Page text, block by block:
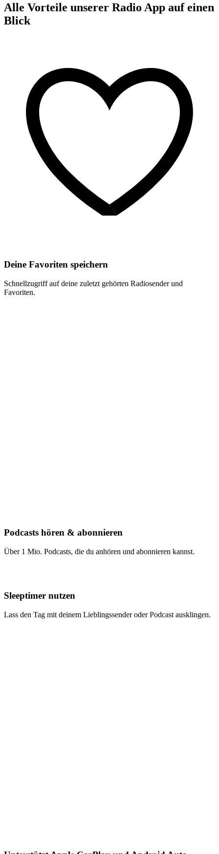
Alle Vorteile unserer Radio App auf einen
Blick
Deine Favoriten speichern
Schnellzugriff auf deine zuletzt gehörten Radiosender und
Favoriten.
Podcasts hören & abonnieren
Über 1 Mio. Podcasts, die du anhören und abonnieren kannst.
Sleeptimer nutzen
Lass den Tag mit deinem Lieblingssender oder Podcast ausklingen.